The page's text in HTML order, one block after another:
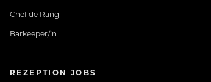
Chef de Rang
Barkeeper/in
REZEPTION JOBS